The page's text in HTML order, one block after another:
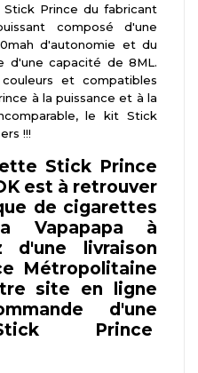
Prince du fabricant
composé d'une
d'autonomie et du
d'une capacité de 8ML.
et compatibles
à la puissance et à la
le kit Stick
!!!
Stick Prince
est à retrouver
de cigarettes
Vapapapa à
d'une livraison
Métropolitaine
site en ligne
d'une
Prince